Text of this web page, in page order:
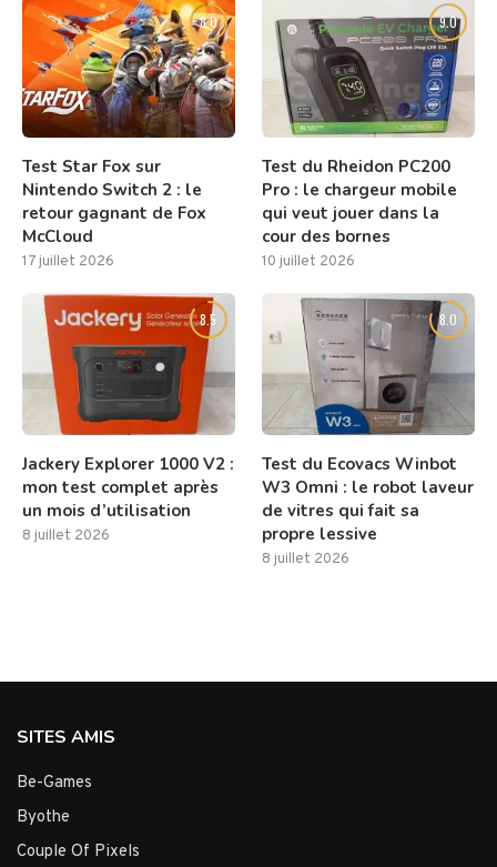
8.0
Test Star Fox sur
Nintendo Switch 2 : le
retour gagnant de Fox
McCloud
17 juillet 2026
9.0
Test du Rheidon PC200
Pro : le chargeur mobile
qui veut jouer dans la
cour des bornes
10 juillet 2026
8.5
Jackery Explorer 1000 V2 :
mon test complet après
un mois d’utilisation
8 juillet 2026
8.0
Test du Ecovacs Winbot
W3 Omni : le robot laveur
de vitres qui fait sa
propre lessive
8 juillet 2026
SITES AMIS
Be-Games
Byothe
Couple Of Pixels